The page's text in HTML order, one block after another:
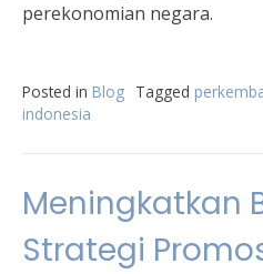
perekonomian negara.
Posted in Blog Tagged
indonesia
Meningkatkan
Strategi